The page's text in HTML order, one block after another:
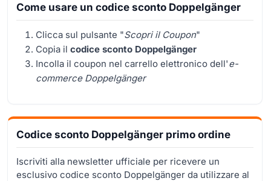
Come usare un codice sconto Doppelgänger
Clicca sul pulsante "Scopri il Coupon"
Copia il codice sconto Doppelgänger
Incolla il coupon nel carrello elettronico dell'e-
commerce Doppelgänger
Codice sconto Doppelgänger primo ordine
Iscriviti alla newsletter ufficiale per ricevere un
esclusivo codice sconto Doppelgänger da utilizzare al